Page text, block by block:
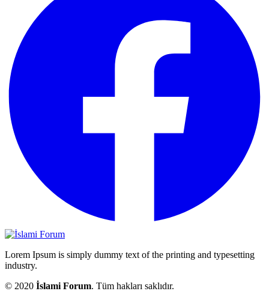
Lorem Ipsum is simply dummy text of the printing and typesetting
industry.
© 2020 İslami Forum. Tüm hakları saklıdır.